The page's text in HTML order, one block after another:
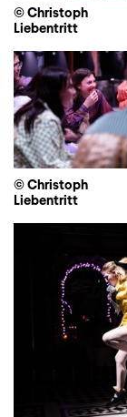
© Christoph
Liebentritt
© Christoph
Liebentritt